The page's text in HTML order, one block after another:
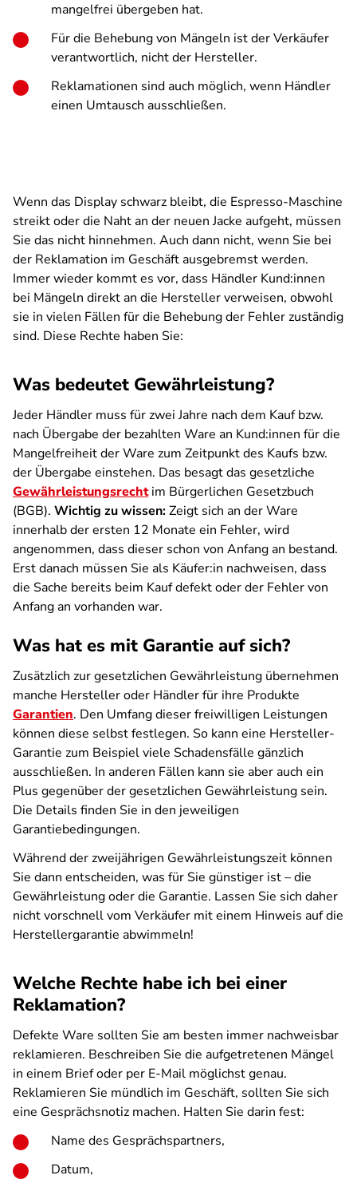
mangelfrei übergeben hat.
Für die Behebung von Mängeln ist der Verkäufer
verantwortlich, nicht der Hersteller.
Reklamationen sind auch möglich, wenn Händler
einen Umtausch ausschließen.
Wenn das Display schwarz bleibt, die Espresso-Maschine
streikt oder die Naht an der neuen Jacke aufgeht, müssen
Sie das nicht hinnehmen. Auch dann nicht, wenn Sie bei
der Reklamation im Geschäft ausgebremst werden.
Immer wieder kommt es vor, dass Händler Kund:innen
bei Mängeln direkt an die Hersteller verweisen, obwohl
sie in vielen Fällen für die Behebung der Fehler zuständig
sind. Diese Rechte haben Sie:
Was bedeutet Gewährleistung?
Jeder Händler muss für zwei Jahre nach dem Kauf bzw.
nach Übergabe der bezahlten Ware an Kund:innen für die
Mangelfreiheit der Ware zum Zeitpunkt des Kaufs bzw.
der Übergabe einstehen. Das besagt das gesetzliche
Gewährleistungsrechtim Bürgerlichen Gesetzbuch
(BGB). Wichtig zu wissen:Zeigt sich an der Ware
innerhalb der ersten 12 Monate ein Fehler, wird
angenommen, dass dieser schon von Anfang an bestand.
Erst danach müssen Sie als Käufer:in nachweisen, dass
die Sache bereits beim Kauf defekt oder der Fehler von
Anfang an vorhanden war.
Was hat es mit Garantie auf sich?
Zusätzlich zur gesetzlichen Gewährleistung übernehmen
manche Hersteller oder Händler für ihre Produkte
Garantien. Den Umfang dieser freiwilligen Leistungen
können diese selbst festlegen. So kann eine Hersteller-
Garantie zum Beispiel viele Schadensfälle gänzlich
ausschließen. In anderen Fällen kann sie aber auch ein
Plus gegenüber der gesetzlichen Gewährleistung sein.
Die Details finden Sie in den jeweiligen
Garantiebedingungen.
Während der zweijährigen Gewährleistungszeit können
Sie dann entscheiden, was für Sie günstiger ist – die
Gewährleistung oder die Garantie. Lassen Sie sich daher
nicht vorschnell vom Verkäufer mit einem Hinweis auf die
Herstellergarantie abwimmeln!
Welche Rechte habe ich bei einer
Reklamation?
Defekte Ware sollten Sie am besten immer nachweisbar
reklamieren. Beschreiben Sie die aufgetretenen Mängel
in einem Brief oder per E-Mail möglichst genau.
Reklamieren Sie mündlich im Geschäft, sollten Sie sich
eine Gesprächsnotiz machen. Halten Sie darin fest:
Name des Gesprächspartners,
Datum,